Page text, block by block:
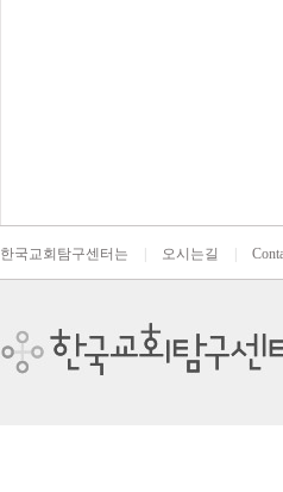
한국교회탐구센터는 오시는길